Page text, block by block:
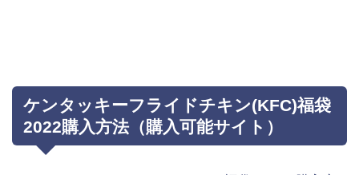
ケンタッキーフライドチキン(KFC)福袋
2022購入方法（購入可能サイト）